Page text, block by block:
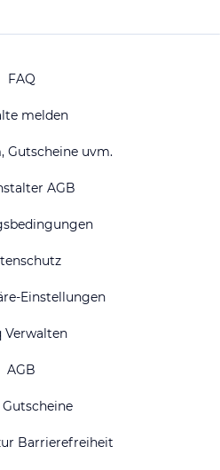
FAQ
melden
Gutscheine uvm.
AGB
Einstellungen
Verwalten
AGB
Gutscheine
Barrierefreiheit